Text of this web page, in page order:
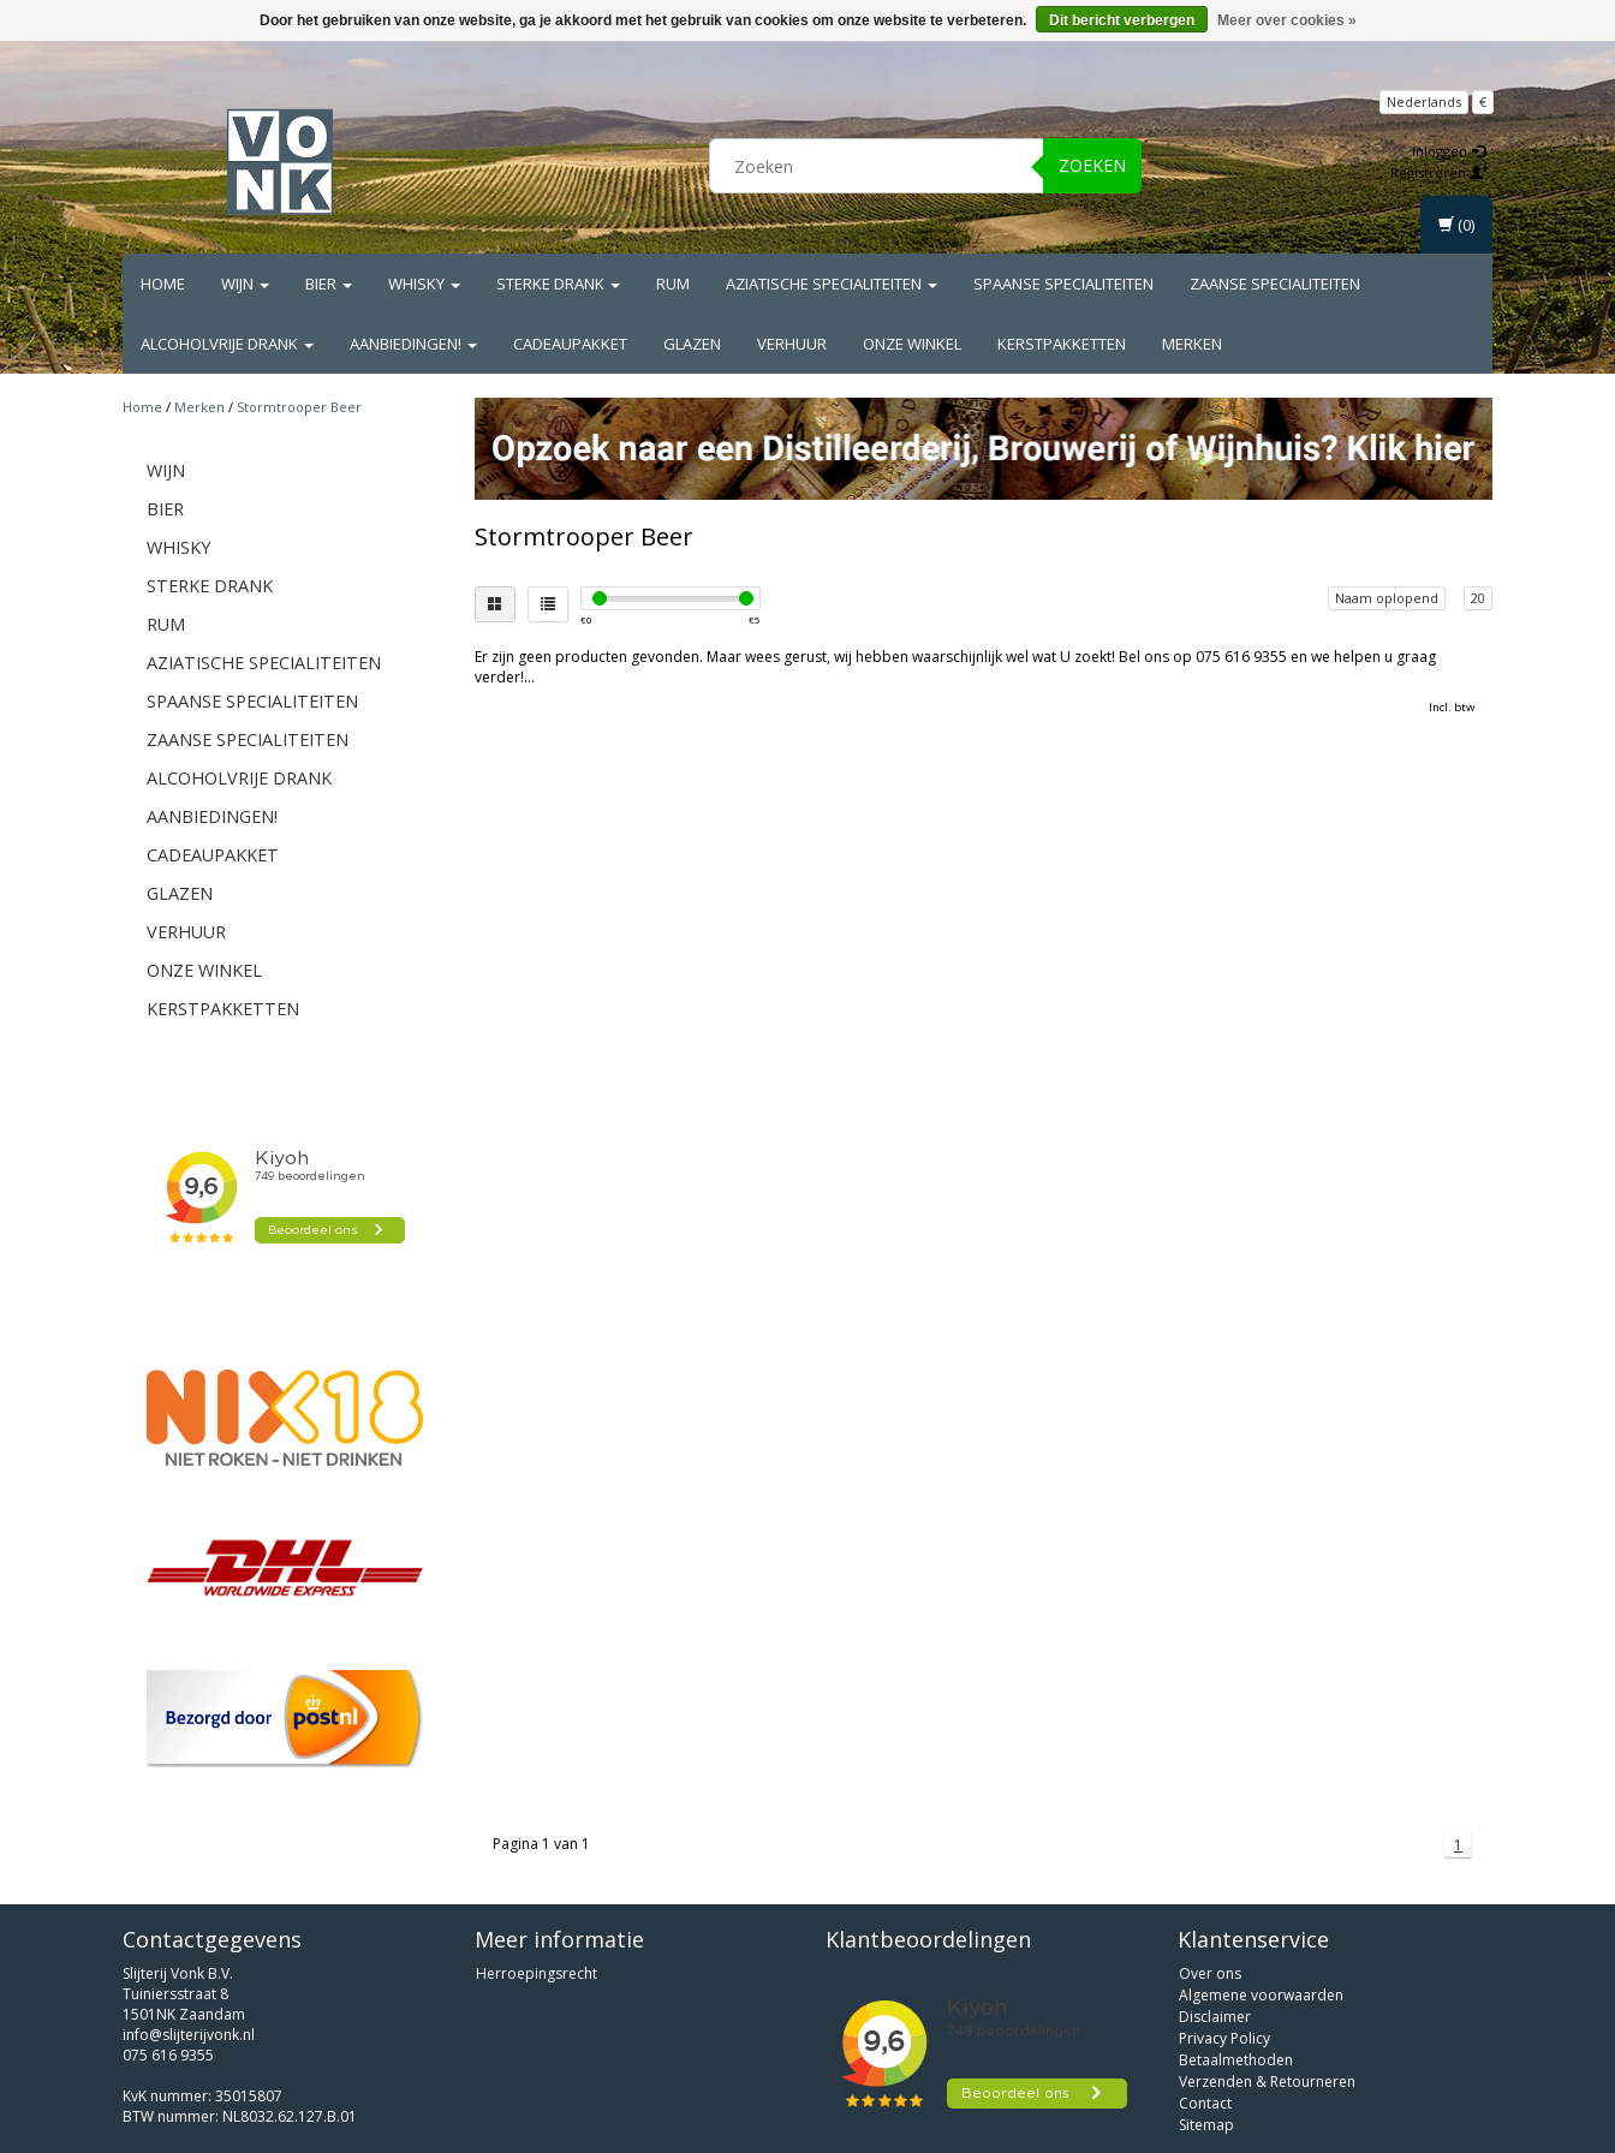
ZOEKEN
Nederlands €
Inloggen
Registreren
HOME WIJN BIER WHISKY STERKE DRANK RUM AZIATISCHE SPECIALITEITEN SPAANSE SPECIALITEITEN ZAANSE SPECIALITEITEN
ALCOHOLVRIJE DRANK AANBIEDINGEN! CADEAUPAKKET GLAZEN VERHUUR ONZE WINKEL KERSTPAKKETTEN MERKEN
(0)
Home / Merken / Stormtrooper Beer
WIJN
BIER
WHISKY
STERKE DRANK
RUM
AZIATISCHE SPECIALITEITEN
SPAANSE SPECIALITEITEN
ZAANSE SPECIALITEITEN
ALCOHOLVRIJE DRANK
AANBIEDINGEN!
CADEAUPAKKET
GLAZEN
VERHUUR
ONZE WINKEL
KERSTPAKKETTEN
Stormtrooper Beer
€0 €5
Naam oplopend 20
Er zijn geen producten gevonden. Maar wees gerust, wij hebben waarschijnlijk wel wat U zoekt! Bel ons op 075 616 9355 en we helpen u graag
verder!...
Incl. btw
Pagina 1 van 1 1
Contactgegevens
Slijterij Vonk B.V.
Tuiniersstraat 8
1501NK Zaandam
info@slijterijvonk.nl
075 616 9355
KvK nummer: 35015807
BTW nummer: NL8032.62.127.B.01
Meer informatie
Herroepingsrecht
Klantbeoordelingen Klantenservice
Over ons
Algemene voorwaarden
Disclaimer
Privacy Policy
Betaalmethoden
Verzenden & Retourneren
Contact
Sitemap
Door het gebruiken van onze website, ga je akkoord met het gebruik van cookies om onze website te verbeteren. Dit bericht verbergen Meer over cookies »